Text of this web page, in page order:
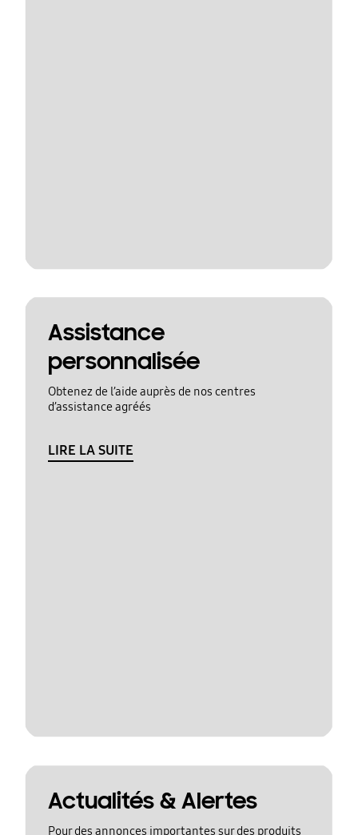
Assistance
personnalisée
Obtenez de l’aide auprès de nos centres
d’assistance agréés
LIRE LA SUITE
Actualités & Alertes
Pour des annonces importantes sur des produits